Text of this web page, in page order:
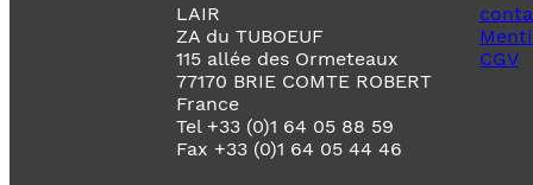
LAIR
ZA du TUBOEUF
115 allée des Ormeteaux
77170 BRIE COMTE ROBERT
France
Tel +33 (0)1 64 05 88 59
Fax +33 (0)1 64 05 44 46
CGV